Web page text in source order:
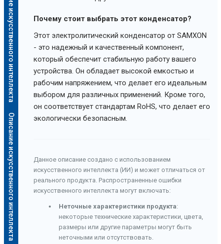
Описание искусственного интеллекта
Описание искусственного интеллекта
Почему стоит выбрать этот конденсатор?
Этот электролитический конденсатор от SAMXON
- это надежный и качественный компонент,
который обеспечит стабильную работу вашего
устройства. Он обладает высокой емкостью и
рабочим напряжением, что делает его идеальным
выбором для различных применений. Кроме того,
он соответствует стандартам RoHS, что делает его
экологически безопасным.
Данное описание создано с использованием
искусственного интеллекта (ИИ) и может отличаться от
реального продукта. Распространенные ошибки
искусственного интеллекта могут включать:
Неточные характеристики продукта:
некоторые технические характеристики, цвета,
размеры или другие параметры могут быть
неточными или отсутствовать.